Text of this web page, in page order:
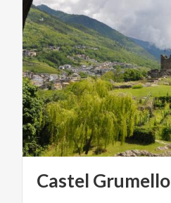
Castel Grumello